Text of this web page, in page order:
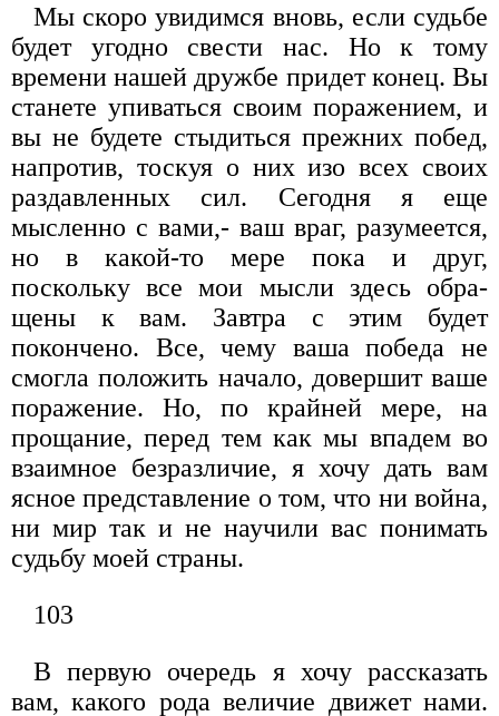
Мы скоро увидимся вновь, если судьбе
будет угодно свести нас. Но к тому
времени нашей дружбе придет конец. Вы
станете упиваться своим поражением, и
вы не будете стыдиться прежних побед,
напротив, тоскуя о них изо всех своих
раздавленных сил. Сегодня я еще
мысленно с вами,- ваш враг, разумеется,
но в какой-то мере пока и друг,
поскольку все мои мысли здесь обра­
щены к вам. Завтра с этим будет
покончено. Все, чему ваша победа не
смогла положить начало, довершит ваше
поражение. Но, по крайней мере, на
прощание, перед тем как мы впадем во
взаимное безразличие, я хочу дать вам
ясное пред­ставление о том, что ни война,
ни мир так и не научили вас понимать
судьбу моей страны.
103
В первую очередь я хочу рассказать
вам, какого рода величие движет нами.